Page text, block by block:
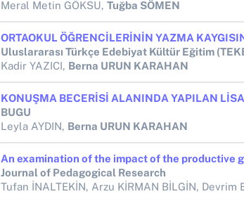
Meral Metin GÖKSU, Tuğba SÖMEN
Uluslararası Türkçe Edebiyat Kültür Eğitim
Kadir YAZICI, Berna URUN KARAHAN
BUGU
Leyla AYDIN, Berna URUN KARAHAN
Journal of Pedagogical Research